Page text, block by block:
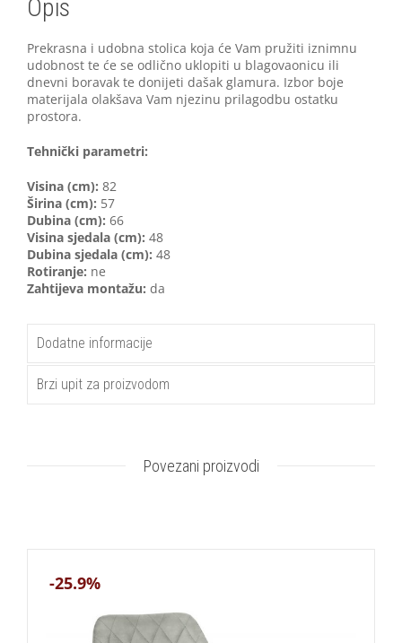
Opis
Prekrasna i udobna stolica koja će Vam pružiti iznimnu
udobnost te će se odlično uklopiti u blagovaonicu ili
dnevni boravak te donijeti dašak glamura. Izbor boje
materijala olakšava Vam njezinu prilagodbu ostatku
prostora.
Tehnički parametri:
Visina (cm): 82
Širina (cm): 57
Dubina (cm): 66
Visina sjedala (cm): 48
Dubina sjedala (cm): 48
Rotiranje: ne
Zahtijeva montažu: da
Dodatne informacije
Brzi upit za proizvodom
Povezani proizvodi
-25.9%